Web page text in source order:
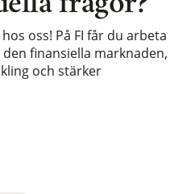
frågor?
oss! På FI får du arbeta
finansiella marknaden,
och stärker